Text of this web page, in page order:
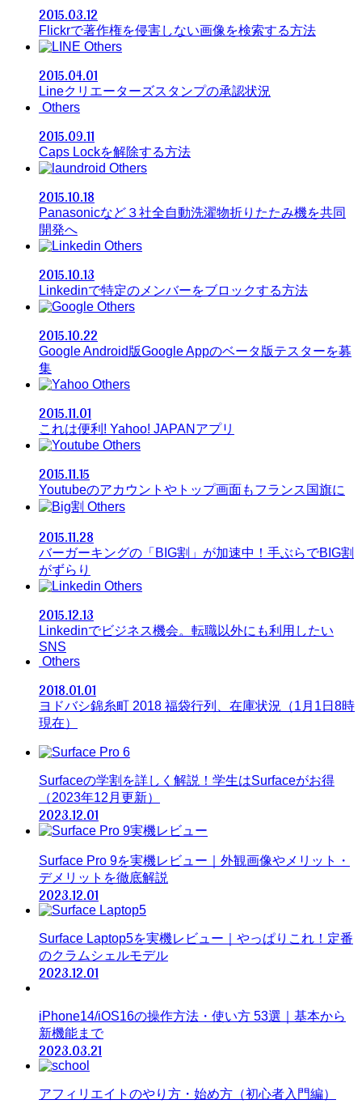
2015.03.12
Flickrで著作権を侵害しない画像を検索する方法
Others
2015.04.01
Lineクリエーターズスタンプの承認状況
Others
2015.09.11
Caps Lockを解除する方法
Others
2015.10.18
Panasonicなど３社全自動洗濯物折りたたみ機を共同
開発へ
Others
2015.10.13
Linkedinで特定のメンバーをブロックする方法
Others
2015.10.22
Google Android版Google Appのベータ版テスターを募
集
Others
2015.11.01
これは便利! Yahoo! JAPANアプリ
Others
2015.11.15
Youtubeのアカウントやトップ画面もフランス国旗に
Others
2015.11.28
バーガーキングの「BIG割」が加速中！手ぶらでBIG割
がずらり
Others
2015.12.13
Linkedinでビジネス機会。転職以外にも利用したい
SNS
Others
2018.01.01
ヨドバシ錦糸町 2018 福袋行列、在庫状況（1月1日8時
現在）
Surfaceの学割を詳しく解説！学生はSurfaceがお得
（2023年12月更新）
2023.12.01
Surface Pro 9を実機レビュー｜外観画像やメリット・
デメリットを徹底解説
2023.12.01
Surface Laptop5を実機レビュー｜やっぱりこれ！定番
のクラムシェルモデル
2023.12.01
iPhone14/iOS16の操作方法・使い方 53選｜基本から
新機能まで
2023.03.21
アフィリエイトのやり方・始め方（初心者入門編）